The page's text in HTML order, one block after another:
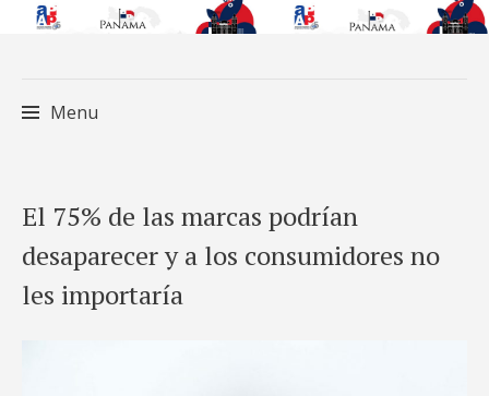
Menu
to
content
El 75% de las marcas podrían
desaparecer y a los consumidores no
les importaría